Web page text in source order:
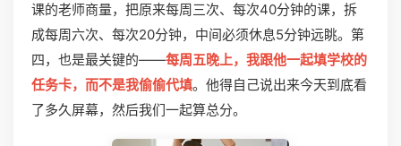
课的老师商量，把原来每周三次、每次40分钟的课，拆
成每周六次、每次20分钟，中间必须休息5分钟远眺。第
四，也是最关键的——每周五晚上，我跟他一起填学校的
任务卡，而不是我偷偷代填。他得自己说出来今天到底看
了多久屏幕，然后我们一起算总分。